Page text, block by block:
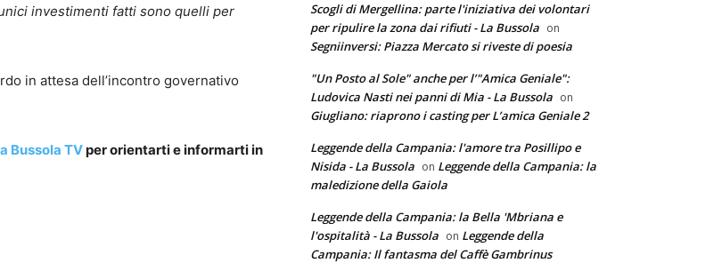
investimenti fatti sono quelli per
in attesa dell’incontro governativo
Bussola TVper orientarti e informarti in
Scogli di Mergellina: parte l'iniziativa dei volontari
per ripulire la zona dai rifiuti - La Bussola on
Segniinversi: Piazza Mercato si riveste di poesia
"Un Posto al Sole" anche per l’"Amica Geniale":
Ludovica Nasti nei panni di Mia - La Bussola on
Giugliano: riaprono i casting per L’amica Geniale 2
Leggende della Campania: l'amore tra Posillipo e
Nisida - La Bussola on Leggende della Campania: la
maledizione della Gaiola
Leggende della Campania: la Bella 'Mbriana e
l'ospitalità - La Bussola on Leggende della
Campania: Il fantasma del Caffè Gambrinus